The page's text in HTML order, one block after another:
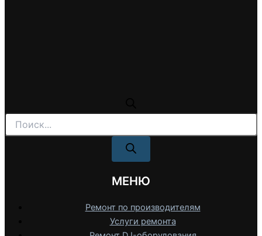
Поиск
товаров
МЕНЮ
Ремонт по производителям
Услуги ремонта